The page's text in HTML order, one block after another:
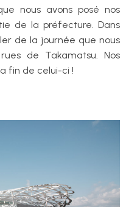
nous avons posé nos
de la préfecture. Dans
de la journée que nous
de Takamatsu. Nos
fin de celui-ci !